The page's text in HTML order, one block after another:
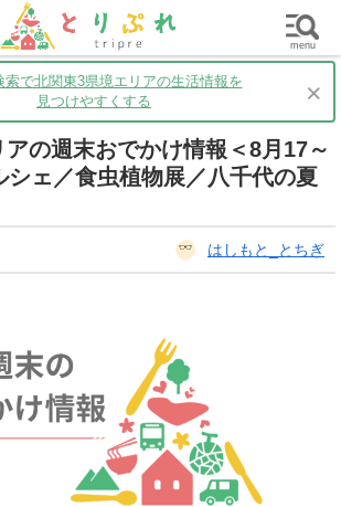
茨城 グルメ 買い物 子育て
索で北関東3県境エリアの生活情報を
見つけやすくする
×
の週末おでかけ情報＜8月17～
シェ／食虫植物展／八千代の夏
はしもと_とちぎ
menu